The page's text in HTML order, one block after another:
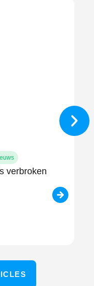
verbroken